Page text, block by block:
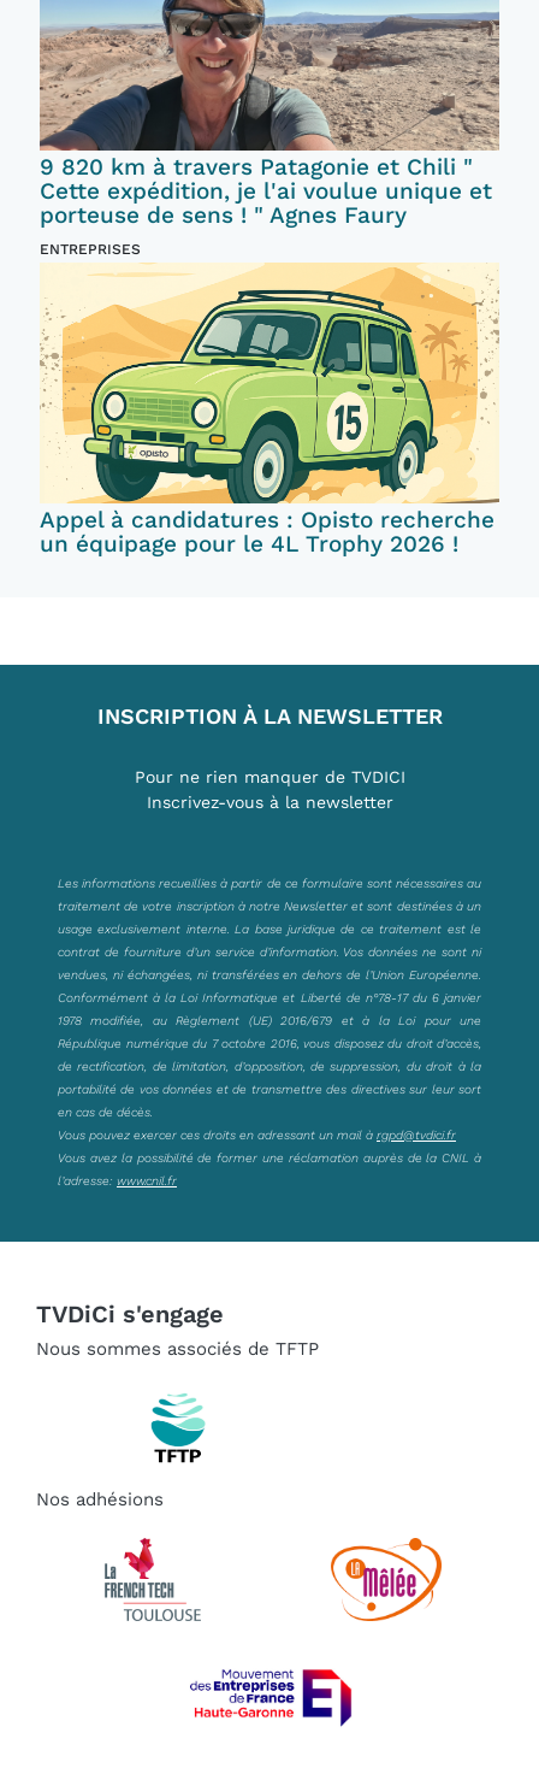
9 820 km à travers Patagonie et Chili "
Cette expédition, je l'ai voulue unique et
porteuse de sens ! " Agnes Faury
ENTREPRISES
Appel à candidatures : Opisto recherche
un équipage pour le 4L Trophy 2026 !
INSCRIPTION À LA NEWSLETTER
Pour ne rien manquer de TVDICI
Inscrivez-vous à la newsletter
Les informations recueillies à partir de ce formulaire sont nécessaires au
traitement de votre inscription à notre Newsletter et sont destinées à un
usage exclusivement interne. La base juridique de ce traitement est le
contrat de fourniture d’un service d’information. Vos données ne sont ni
vendues, ni échangées, ni transférées en dehors de l’Union Européenne.
Conformément à la Loi Informatique et Liberté de n°78-17 du 6 janvier
1978 modifiée, au Règlement (UE) 2016/679 et à la Loi pour une
République numérique du 7 octobre 2016, vous disposez du droit d’accès,
de rectification, de limitation, d’opposition, de suppression, du droit à la
portabilité de vos données et de transmettre des directives sur leur sort
en cas de décès.
Vous pouvez exercer ces droits en adressant un mail à rgpd@tvdici.fr
Vous avez la possibilité de former une réclamation auprès de la CNIL à
l’adresse: www.cnil.fr
TVDiCi s'engage
Nous sommes associés de TFTP
Nos adhésions